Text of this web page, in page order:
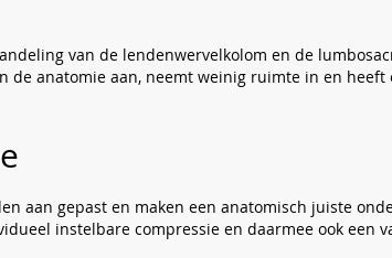
van de lendenwervelkolom en de
de anatomie aan, neemt weinig ruimte in en heeft
aan gepast en maken een anatomisch juiste
instelbare compressie en daarmee ook een